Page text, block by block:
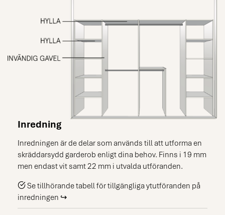
Inredning
Inredningen är de delar som används till att utforma en
skräddarsydd garderob enligt dina behov. Finns i 19 mm
men endast vit samt 22 mm i utvalda utföranden.
Se tillhörande tabell för tillgängliga ytutföranden på
inredningen ↪